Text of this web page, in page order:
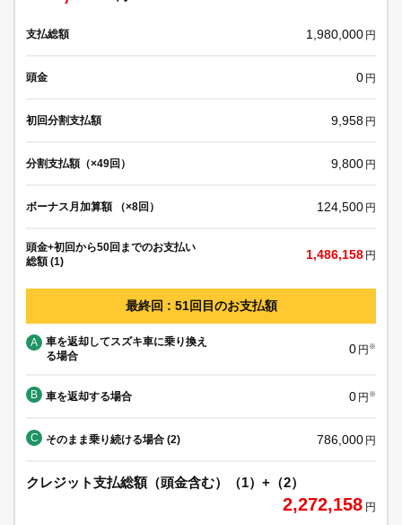
支払総額 1,980,000 円
頭金 0 円
初回分割支払額 9,958 円
分割支払額（×49回） 9,800 円
ボーナス月加算額 （×8回） 124,500 円
頭金+初回から50回までのお支払い
総額 (1)
1,486,158 円
最終回 : 51回目のお支払額
A
車を返却してスズキ車に乗り換え
る場合
0 円 ※
B 車を返却する場合 0 円 ※
C そのまま乗り続ける場合 (2) 786,000 円
クレジット支払総額（頭金含む）（1）+（2）
2,272,158 円